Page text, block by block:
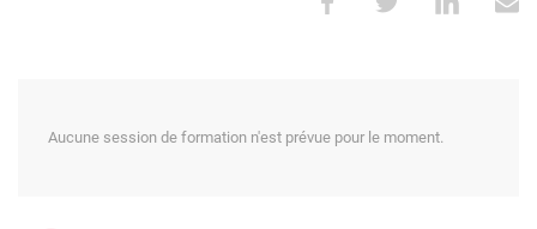
Aucune session de formation n'est prévue pour le moment.